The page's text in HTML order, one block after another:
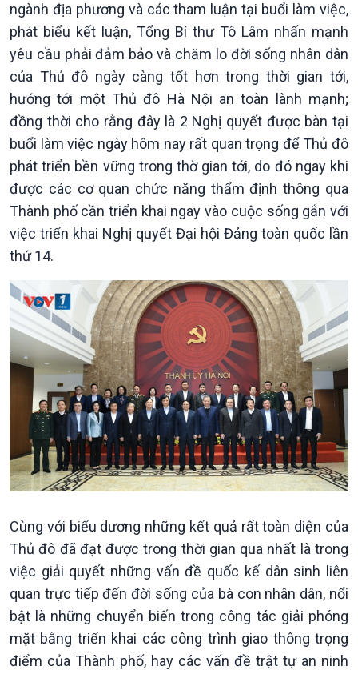
Văn hoá & Du lịch
Tin Văn hoá & Du lịch
Chát với người nổi tiếng
Câu chuyện Thể thao
Multimedia
Ảnh
Video
Infographic
E-Magazine
Podcast
Góc nhìn VOV1
ngành địa phương và các tham luận tại buổi làm việc,
phát biểu kết luận, Tổng Bí thư Tô Lâm nhấn mạnh
yêu cầu phải đảm bảo và chăm lo đời sống nhân dân
của Thủ đô ngày càng tốt hơn trong thời gian tới,
hướng tới một Thủ đô Hà Nội an toàn lành mạnh;
đồng thời cho rằng đây là 2 Nghị quyết được bàn tại
buổi làm việc ngày hôm nay rất quan trọng để Thủ đô
phát triển bền vững trong thờ gian tới, do đó ngay khi
được các cơ quan chức năng thẩm định thông qua
Thành phố cần triển khai ngay vào cuộc sống gắn với
việc triển khai Nghị quyết Đại hội Đảng toàn quốc lần
thứ 14.
Cùng với biểu dương những kết quả rất toàn diện của
Thủ đô đã đạt được trong thời gian qua nhất là trong
việc giải quyết những vấn đề quốc kế dân sinh liên
quan trực tiếp đến đời sống của bà con nhân dân, nổi
bật là những chuyển biến trong công tác giải phóng
mặt bằng triển khai các công trình giao thông trọng
điểm của Thành phố, hay các vấn đề trật tự an ninh